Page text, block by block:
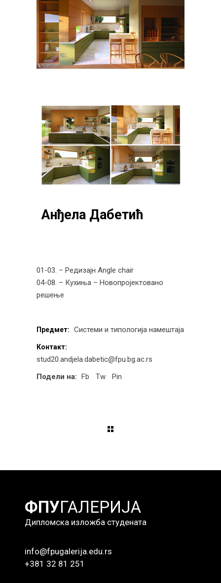
Анђела Дабетић
01-03. – Редизајн Angle chair
04-08. – Кухиња – Новопројектовано
решење
Предмет: Системи и типологија намештаја
Контакт:
stud20.andjela.dabetic@fpu.bg.ac.rs
Подели на: Fb Tw Pin
ФПУГАЛЕРИЈА
Дипломска изложба студената
info@fpugalerija.edu.rs
+381 32 81 251